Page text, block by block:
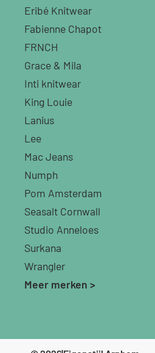
Eribé Knitwear
Fabienne Chapot
FRNCH
Grace & Mila
Inti knitwear
King Louie
Lanius
Lee
Mac Jeans
Numph
Pom Amsterdam
Seasalt Cornwall
Studio Anneloes
Surkana
Wrangler
Meer merken >